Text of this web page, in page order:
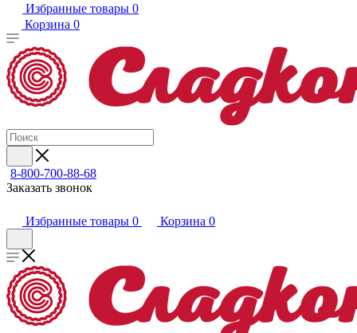
Избранные товары 0
Корзина 0
8-800-700-88-68
Заказать звонок
Избранные товары 0 Корзина 0